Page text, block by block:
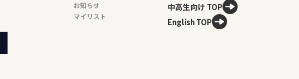
お知らせ
マイリスト
中高生向け TOP
English TOP